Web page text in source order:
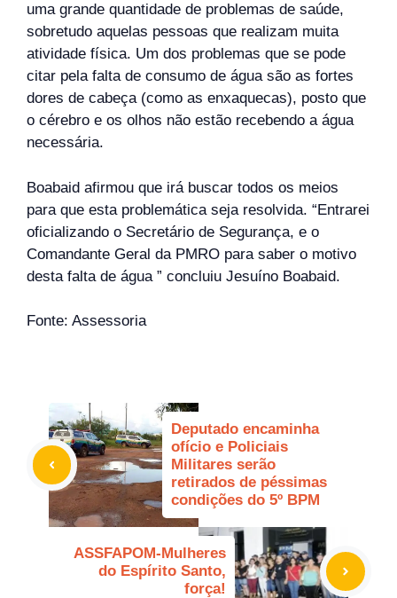
uma grande quantidade de problemas de saúde,
sobretudo aquelas pessoas que realizam muita
atividade física. Um dos problemas que se pode
citar pela falta de consumo de água são as fortes
dores de cabeça (como as enxaquecas), posto que
o cérebro e os olhos não estão recebendo a água
necessária.
Boabaid afirmou que irá buscar todos os meios
para que esta problemática seja resolvida. “Entrarei
oficializando o Secretário de Segurança, e o
Comandante Geral da PMRO para saber o motivo
desta falta de água ” concluiu Jesuíno Boabaid.
Fonte: Assessoria
Deputado encaminha
ofício e Policiais
Militares serão
retirados de péssimas
condições do 5º BPM
ASSFAPOM-Mulheres
do Espírito Santo,
força!